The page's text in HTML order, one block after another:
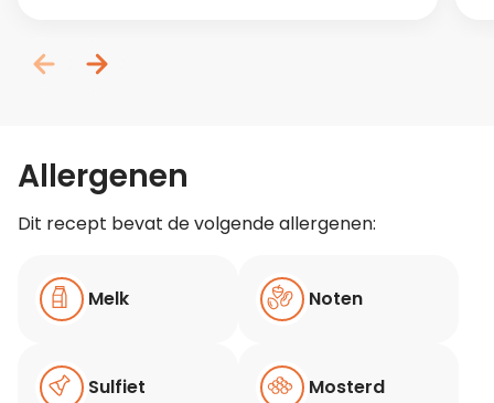
Allergenen
Dit recept bevat de volgende allergenen:
Melk Noten
Sulfiet Mosterd